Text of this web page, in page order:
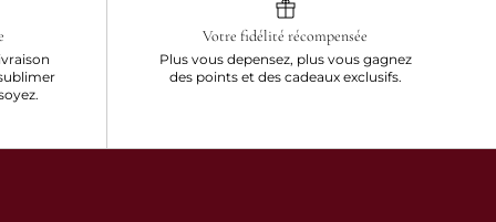
Votre fidélité récompensée
Plus vous depensez, plus vous gagnez
des points et des cadeaux exclusifs.